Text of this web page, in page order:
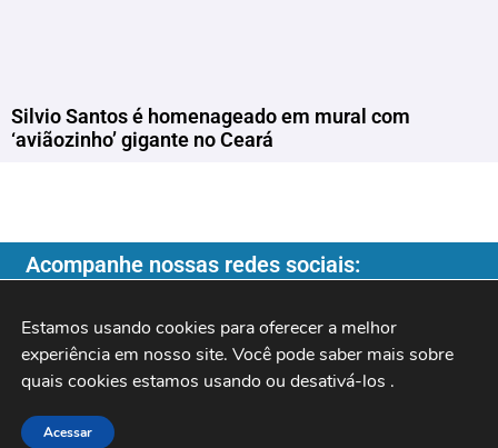
Silvio Santos é homenageado em mural com
‘aviãozinho’ gigante no Ceará
Acompanhe nossas redes sociais:
Copyright ©️ 2026| Programa do Rochinha |
Estamos usando cookies para oferecer a melhor
experiência em nosso site. Você pode saber mais sobre
quais cookies estamos usando ou desativá-los .
Acessar